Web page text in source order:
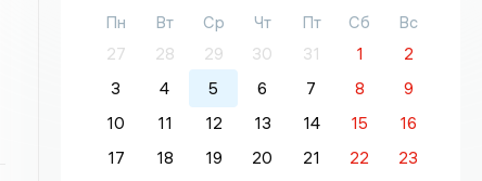
Пн Вт Ср Чт Пт Сб
Вс
27
28 29 30 31 1
2
3
4 5 6 7 8
9
10
11 12 13 14 15
16
17
18 19 20 21 22
23